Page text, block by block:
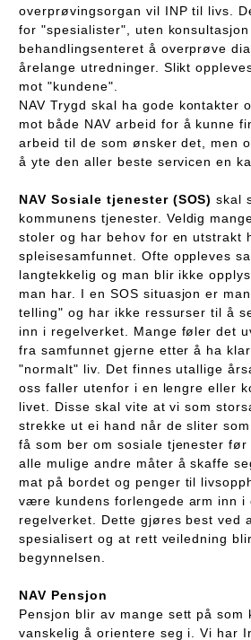
overprøvingsorgan vil INP til livs.
for "spesialister", uten
behandlingsenteret å overprøve
årelange utredninger. Slikt
mot "kundene".
NAV Trygd skal ha gode kontakter
mot både NAV arbeid for å kunne
arbeid til de som ønsker det, men
å yte den aller beste servicen en
NAV Sosiale tjenester (SOS) skal
kommunens tjenester. Veldig
stoler og har behov for en utstrakt
spleisesamfunnet. Ofte oppleves
langtekkelig og man blir ikke
man har. I en SOS situasjon er
telling" og har ikke ressurser til å
inn i regelverket. Mange føler det
fra samfunnet gjerne etter å ha
"normalt" liv. Det finnes utallige
oss faller utenfor i en lengre eller
livet. Disse skal vite at vi som
strekke ut ei hand når de sliter
få som ber om sosiale tjenester
alle mulige andre måter å skaffe
mat på bordet og penger til
være kundens forlengede arm inn i
regelverket. Dette gjøres best ved
spesialisert og at rett veiledning
begynnelsen.
NAV Pensjon
Pensjon blir av mange sett på som
vanskelig å orientere seg i. Vi har